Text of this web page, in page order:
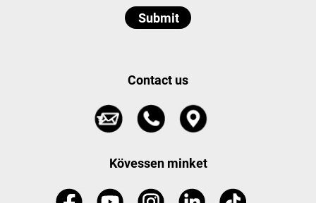
Contact us
Kövessen minket